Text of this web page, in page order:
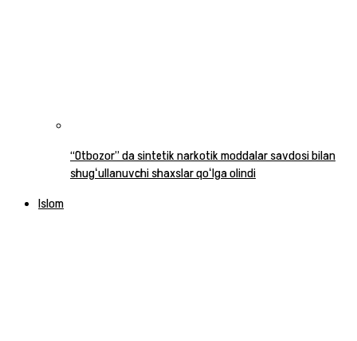
“Otbozor” da sintetik narkotik moddalar savdosi bilan
shugʻullanuvchi shaxslar qoʻlga olindi
Islom